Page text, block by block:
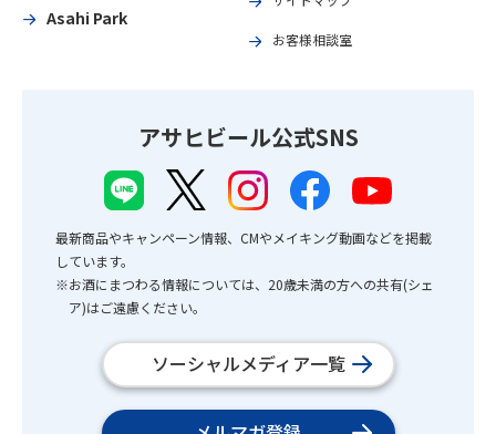
Asahi Park
お客様相談室
アサヒビール公式SNS
最新商品やキャンペーン情報、CMやメイキング動画などを掲載
しています。
※お酒にまつわる情報については、20歳未満の方への共有(シェ
ア)はご遠慮ください。
ソーシャルメディア一覧